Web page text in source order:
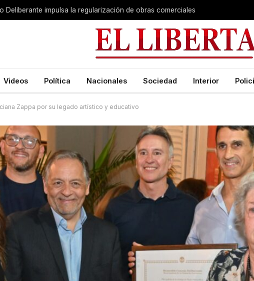
Deliberante impulsa la regularización de obras comerciales
Videos Política Nacionales Sociedad Interior
Zappa por su legado artístico y educativo